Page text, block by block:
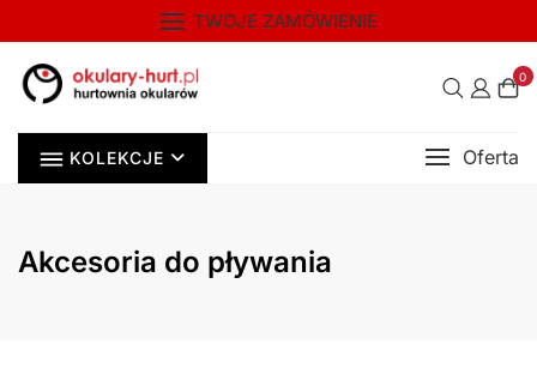
to
content
TWOJE ZAMÓWIENIE
0
KOLEKCJE Oferta
Akcesoria do pływania